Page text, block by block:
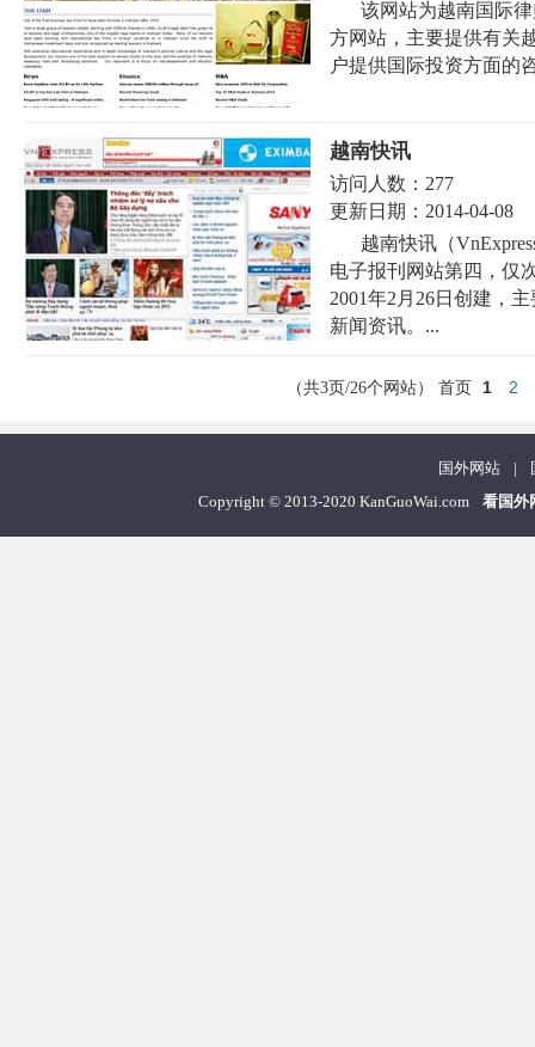
该网站为越南国际律
方网站，主要提供有关
户提供国际投资方面的
越南快讯
访问人数： 277
更新日期： 2014-04-08
越南快讯（
电子报刊网站第四，仅
2001年2月26日创建，
新闻资讯。...
（共3页/26个网站） 首页 1 2
国外网站 |
Copyright© 2013-2020 KanGuoWai.com 看国外